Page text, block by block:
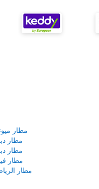
مطار
مطار
مطار
مطار
مطار